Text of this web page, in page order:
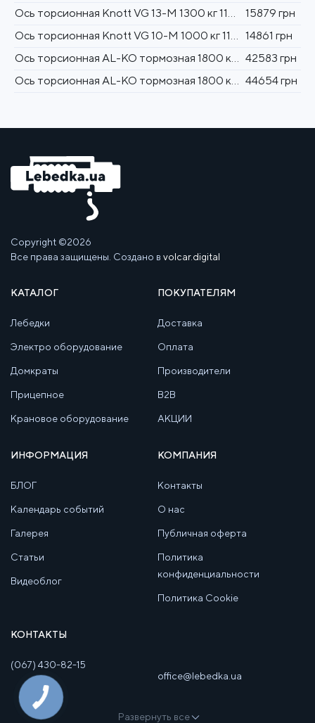
15879 грн
14861 грн
42583 грн
44654 грн
Copyright ©2026
Все права защищены. Создано в volcar.digital
КАТАЛОГ
Лебедки
Электро оборудование
Домкраты
Прицепное
Крановое оборудование
ПОКУПАТЕЛЯМ
Доставка
Оплата
Производители
B2B
АКЦИИ
ИНФОРМАЦИЯ
БЛОГ
Календарь событий
Галерея
Статьи
Видеоблог
КОМПАНИЯ
Контакты
О нас
Публичная оферта
Политика
конфиденциальности
Политика Cookie
КОНТАКТЫ
(067) 430-82-15
office@lebedka.ua
Развернуть все